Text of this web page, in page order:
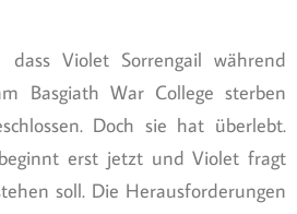
Violet Sorrengail während
Basgiath War College sterben
Doch sie hat überlebt.
erst jetzt und Violet fragt
soll. Die Herausforderungen